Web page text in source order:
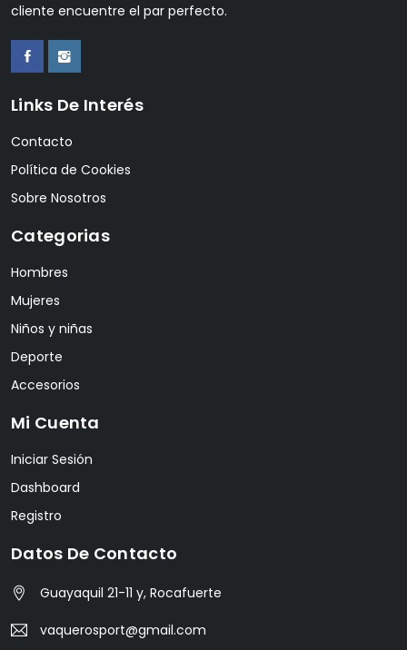
cliente encuentre el par perfecto.
Links De Interés
Contacto
Política de Cookies
Sobre Nosotros
Categorias
Hombres
Mujeres
Niños y niñas
Deporte
Accesorios
Mi Cuenta
Iniciar Sesión
Dashboard
Registro
Datos De Contacto
Guayaquil 21-11 y, Rocafuerte
vaquerosport@gmail.com